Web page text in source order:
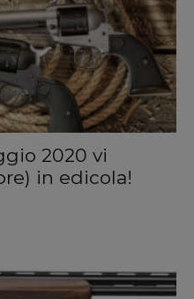
2020 vi
in edicola!